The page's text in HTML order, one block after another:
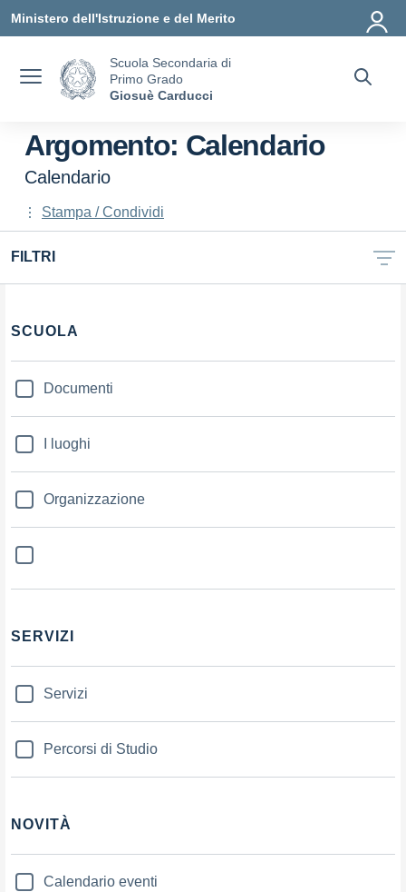
Ministero dell'Istruzione e del Merito
Scuola Secondaria di
Primo Grado
Giosuè Carducci
Argomento: Calendario
Calendario
Stampa / Condividi
FILTRI
SCUOLA
Documenti
I luoghi
Organizzazione
SERVIZI
Servizi
Percorsi di Studio
NOVITÀ
Calendario eventi